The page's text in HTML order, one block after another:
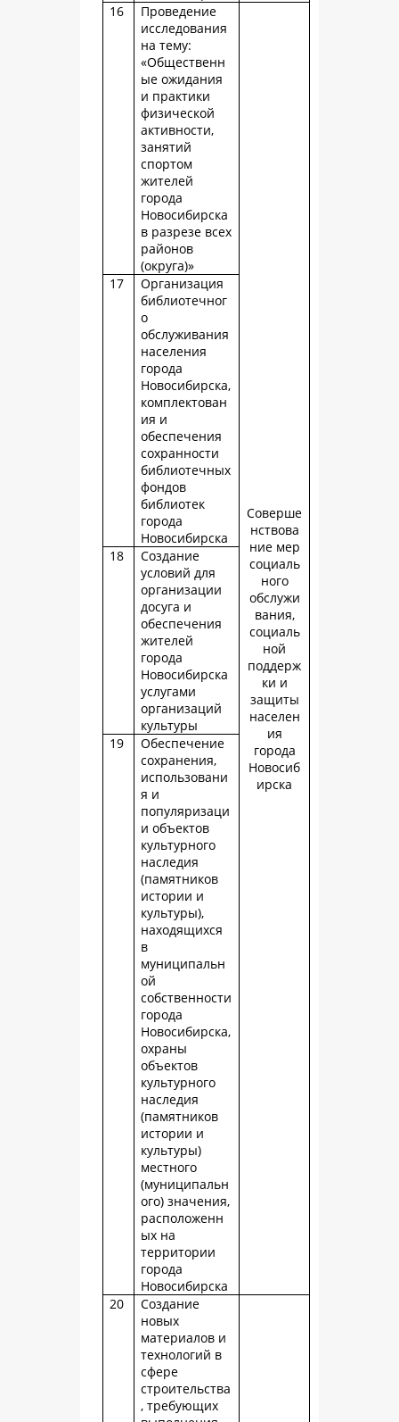
16
Проведение
исследования
на тему:
«Общественн
ые ожидания
и практики
физической
активности,
занятий
спортом
жителей
города
Новосибирска
в разрезе всех
районов
(округа)»
Соверше
нствова
ние мер
социаль
ного
обслужи
вания,
социаль
ной
поддерж
ки и
защиты
населен
ия
города
Новосиб
ирска
17
Организация
библиотечног
о
обслуживания
населения
города
Новосибирска,
комплектован
ия и
обеспечения
сохранности
библиотечных
фондов
библиотек
города
Новосибирска
18
Создание
условий для
организации
досуга и
обеспечения
жителей
города
Новосибирска
услугами
организаций
культуры
19
Обеспечение
сохранения,
использовани
я и
популяризаци
и объектов
культурного
наследия
(памятников
истории и
культуры),
находящихся
в
муниципальн
ой
собственности
города
Новосибирска,
охраны
объектов
культурного
наследия
(памятников
истории и
культуры)
местного
(муниципальн
ого) значения,
расположенн
ых на
территории
города
Новосибирска
20
Создание
новых
материалов и
технологий в
сфере
строительства
, требующих